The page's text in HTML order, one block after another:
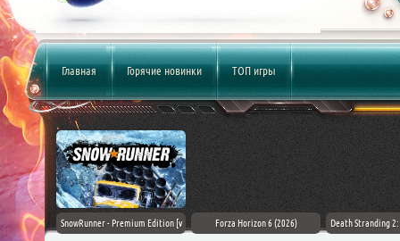
Главная Горячие новинки ТОП игры
Flag
SnowRunner - Premium Edition [v
Forza Horizon 6 (2026) Death Stranding